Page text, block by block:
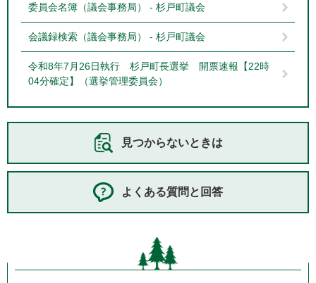
委員会名簿（議会事務局） - 杉戸町議会
会議録検索（議会事務局） - 杉戸町議会
令和8年7月26日執行 杉戸町長選挙 開票速報【22時
04分確定】（選挙管理委員会）
見つからないときは
よくある質問と回答